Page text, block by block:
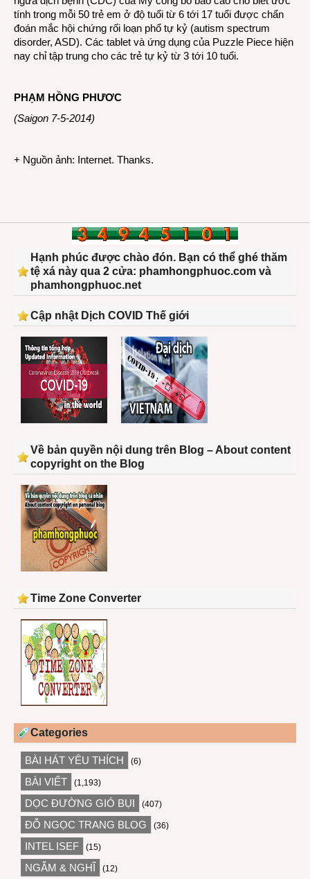
tính trong mỗi 50 trẻ em ở độ tuổi từ 6 tới 17 tuổi được chẩn
đoán mắc hội chứng rối loạn phổ tự kỷ (autism spectrum
disorder, ASD). Các tablet và ứng dụng của Puzzle Piece hiện
nay chỉ tập trung cho các trẻ tự kỷ từ 3 tới 10 tuổi.
PHẠM HỒNG PHƯƠC
(Saigon 7-5-2014)
+ Nguồn ảnh: Internet. Thanks.
Hạnh phúc được chào đón. Bạn có thể ghé thăm
tệ xá này qua 2 cửa: phamhongphuoc.com và
phamhongphuoc.net
Cập nhật Dịch COVID Thế giới
Về bản quyền nội dung trên Blog – About content
copyright on the Blog
Time Zone Converter
Categories
BÀI HÁT YÊU THÍCH (6)
BÀI VIẾT (1,193)
DỌC ĐƯỜNG GIÓ BỤI (407)
ĐỖ NGỌC TRANG BLOG (36)
INTEL ISEF (15)
NGẪM & NGHĨ (12)